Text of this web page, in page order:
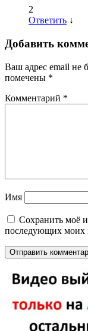
2
Ответить ↓
Добавить
Ваш адрес email не
помечены *
Комментарий *
Имя
Сохранить моё
последующих моих